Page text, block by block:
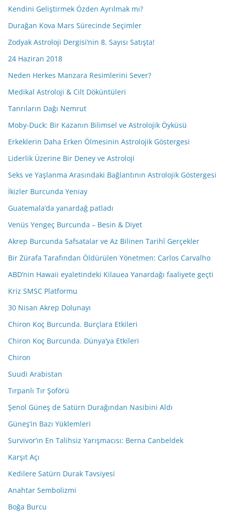
Kendini Geliştirmek Özden Ayrılmak mı?
Durağan Kova Mars Sürecinde Seçimler
Zodyak Astroloji Dergisi’nin 8. Sayısı Satışta!
24 Haziran 2018
Neden Herkes Manzara Resimlerini Sever?
Medikal Astroloji & Cilt Döküntüleri
Tanrıların Dağı Nemrut
Moby-Duck: Bir Kazanın Bilimsel ve Astrolojik Öyküsü
Erkeklerin Daha Erken Ölmesinin Astrolojik Göstergesi
Liderlik Üzerine Bir Deney ve Astroloji
Seks ve Yaşlanma Arasındaki Bağlantının Astrolojik Göstergesi
İkizler Burcunda Yeniay
Guatemala’da yanardağ patladı
Venüs Yengeç Burcunda – Besin & Diyet
Akrep Burcunda Safsatalar ve Az Bilinen Tarihî Gerçekler
Bir Zürafa Tarafından Öldürülen Yönetmen: Carlos Carvalho
ABD’nin Hawaii eyaletindeki Kilauea Yanardağı faaliyete geçti
Kriz SMSC Platformu
30 Nisan Akrep Dolunayı
Chiron Koç Burcunda. Burçlara Etkileri
Chiron Koç Burcunda. Dünya’ya Etkileri
Chiron
Suudi Arabistan
Tırpanlı Tır Şoförü
Şenol Güneş de Satürn Durağından Nasibini Aldı
Güneş’in Bazı Yüklemleri
Survivor’ın En Talihsiz Yarışmacısı: Berna Canbeldek
Karşıt Açı
Kedilere Satürn Durak Tavsiyesi
Anahtar Sembolizmi
Boğa Burcu